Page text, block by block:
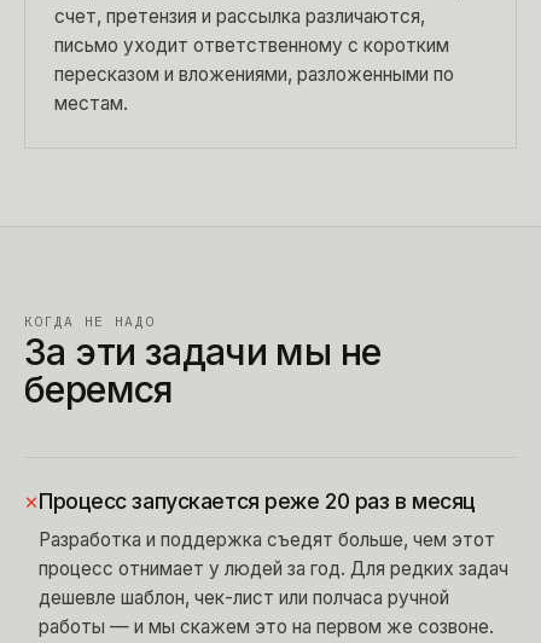
счет, претензия и рассылка различаются,
письмо уходит ответственному с коротким
пересказом и вложениями, разложенными по
местам.
КОГДА НЕ НАДО
За эти задачи мы не
беремся
×Процесс запускается реже 20 раз в месяц
Разработка и поддержка съедят больше, чем этот
процесс отнимает у людей за год. Для редких задач
дешевле шаблон, чек-лист или полчаса ручной
работы — и мы скажем это на первом же созвоне.